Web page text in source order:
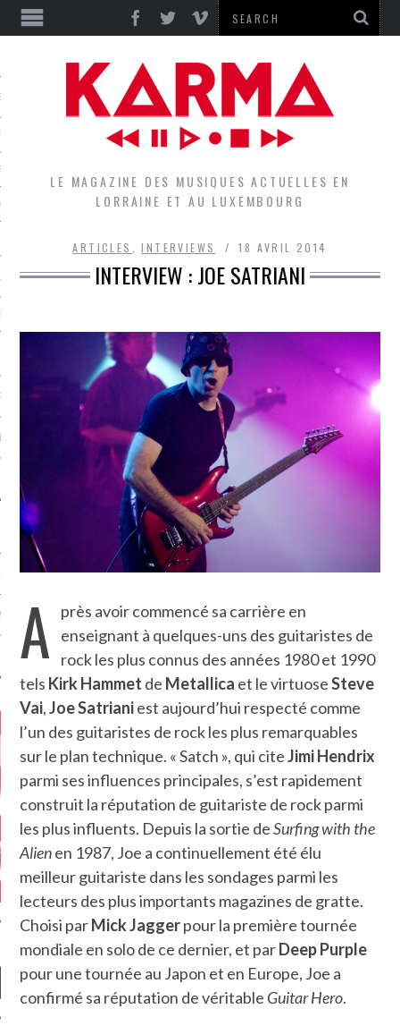
GROUPES DU LOCAL
LE LOCAL DU MAGAZINE
LE MAGAZINE DES MUSIQUES ACTUELLES EN
LORRAINE ET AU LUXEMBOURG
ARTICLES ,INTERVIEWS 18 AVRIL 2014
INTERVIEW : JOE SATRIANI
A
près avoir commencé sa carrière en
enseignant à quelques-uns des guitaristes de
rock les plus connus des années 1980 et 1990
tels Kirk Hammet de Metallica et le virtuoseSteve
Vai,Joe Satrianiest aujourd’hui respecté comme
l’un des guitaristes de rock les plus remarquables
sur le plan technique. « Satch », qui citeJimi Hendrix
parmi ses influences principales, s’est rapidement
construit la réputation de guitariste de rock parmi
les plus influents. Depuis la sortie deSurfing with the
Alienen 1987, Joe a continuellement été élu
meilleur guitariste dans les sondages parmi les
lecteurs des plus importants magazines de gratte.
Choisi parMick Jaggerpour la première tournée
mondiale en solo de ce dernier, et parDeep Purple
pour une tournée au Japon et en Europe, Joe a
confirmé sa réputation de véritable Guitar Hero.